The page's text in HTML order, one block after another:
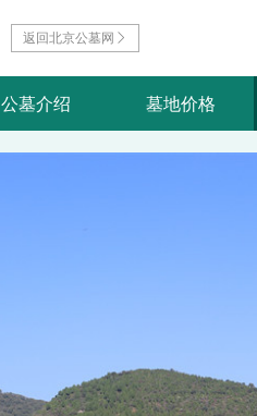
返回北京公墓网
公墓介绍 墓地价格